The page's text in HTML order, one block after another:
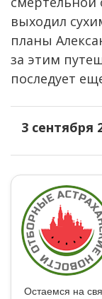
выходил
планы
за этим
последует
3 сентября
Остаемся на